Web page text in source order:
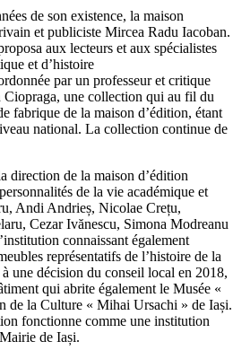
de son existence, la maison
et publiciste Mircea Radu Iacoban.
aux lecteurs et aux spécialistes
et d’histoire
par un professeur et critique
une collection qui au fil du
fabrique de la maison d’édition, étant
national. La collection continue de
direction de la maison d’édition
de la vie académique et
Andi Andrieș, Nicolae Crețu,
Cezar Ivănescu, Simona Modreanu
connaissant également
représentatifs de l’histoire de la
une décision du conseil local en 2018,
qui abrite également le Musée «
de la Culture « Mihai Ursachi » de Iași.
fonctionne comme une institution
de Iași.